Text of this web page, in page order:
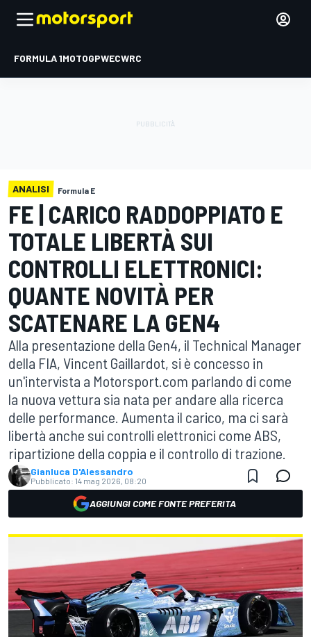
FORMULA 1MOTOGPWECWRC
ANALISI Formula E
FE | CARICO RADDOPPIATO E
TOTALE LIBERTÀ SUI
CONTROLLI ELETTRONICI:
QUANTE NOVITÀ PER
SCATENARE LA GEN4
Alla presentazione della Gen4, il Technical Manager
della FIA, Vincent Gaillardot, si è concesso in
un'intervista a Motorsport.com parlando di come
la nuova vettura sia nata per andare alla ricerca
delle performance. Aumenta il carico, ma ci sarà
libertà anche sui controlli elettronici come ABS,
ripartizione della coppia e il controllo di trazione.
Gianluca D'Alessandro
Pubblicato: 14 mag 2026, 08:20
AGGIUNGI COME FONTE PREFERITA